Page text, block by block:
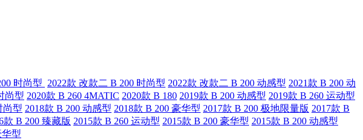
时尚型 2022款 改款二 B 200 时尚型 2022款 改款二 B 200 动感型 2021款 B 200 动
尚型 2020款 B 260 4MATIC 2020款 B 180 2019款 B 200 动感型 2019款 B 260 运动型
尚型 2018款 B 200 动感型 2018款 B 200 豪华型 2017款 B 200 极地限量版 2017款 B
款 B 200 臻藏版 2015款 B 260 运动型 2015款 B 200 豪华型 2015款 B 200 动感型
华型